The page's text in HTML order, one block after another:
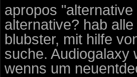
apropos
alternative? hab
blubster, mit hilfe
suche. Audiogalaxy
wenns um